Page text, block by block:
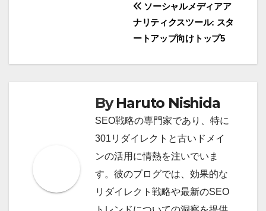
ソーシャルメディアア
ナリティクスツール: スタ
ートアップ向けトップ5
ByHaruto Nishida
SEO戦略の専門家であり、特に
301リダイレクトと古いドメイ
ンの活用に情熱を注いでいま
す。彼のブログでは、効果的な
リダイレクト戦略や最新のSEO